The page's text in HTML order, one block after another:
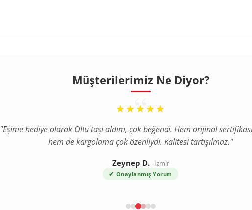
Müşterilerimiz Ne Diyor?
“
★★★★★
"İlk defa internetten tesbih aldım ve tereddütlerim vardı ama ürün
çok daha kaliteli çıktı. Gümüş püskül detayı harika."
Ahmet T. Bursa
✔ Onaylanmış Yorum